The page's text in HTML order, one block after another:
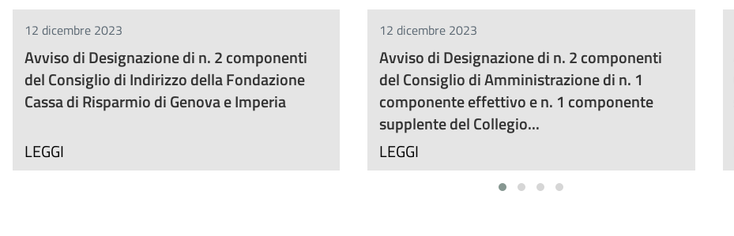
12 dicembre 2023
Avviso di Designazione di n. 2 componenti
del Consiglio di Indirizzo della Fondazione
Cassa di Risparmio di Genova e Imperia
LEGGI
12 dicembre 2023
Avviso di Designazione di n. 2 componenti
del Consiglio di Amministrazione di n. 1
componente effettivo e n. 1 componente
supplente del Collegio...
LEGGI